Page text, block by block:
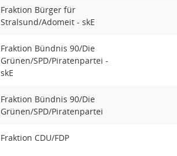
Fraktion Bürger für
Stralsund/Adomeit - skE
Fraktion Bündnis 90/Die
Grünen/SPD/Piratenpartei -
skE
Fraktion Bündnis 90/Die
Grünen/SPD/Piratenpartei
Fraktion CDU/FDP